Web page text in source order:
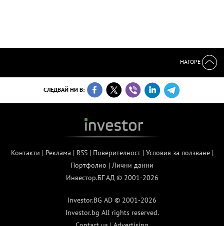
НАГОРЕ
СЛЕДВАЙ НИ В:
Контакти | Реклама | RSS| Поверителност| Условия за ползване|
Портфолио | Лични данни
Инвестор.БГ АД © 2001-2026
Investor.BG AD © 2001-2026
Investor.bg All rights reserved.